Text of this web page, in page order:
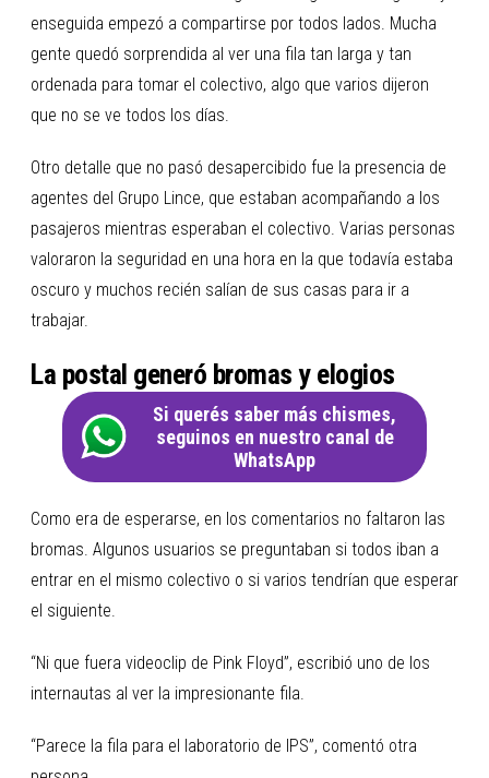
enseguida empezó a compartirse por todos lados. Mucha
gente quedó sorprendida al ver una fila tan larga y tan
ordenada para tomar el colectivo, algo que varios dijeron
que no se ve todos los días.
Otro detalle que no pasó desapercibido fue la presencia de
agentes del Grupo Lince, que estaban acompañando a los
pasajeros mientras esperaban el colectivo. Varias personas
valoraron la seguridad en una hora en la que todavía estaba
oscuro y muchos recién salían de sus casas para ir a
trabajar.
La postal generó bromas y elogios
Si querés saber más chismes,
seguinos en nuestro canal de
WhatsApp
Como era de esperarse, en los comentarios no faltaron las
bromas. Algunos usuarios se preguntaban si todos iban a
entrar en el mismo colectivo o si varios tendrían que esperar
el siguiente.
“Ni que fuera videoclip de Pink Floyd”, escribió uno de los
internautas al ver la impresionante fila.
“Parece la fila para el laboratorio de IPS”, comentó otra